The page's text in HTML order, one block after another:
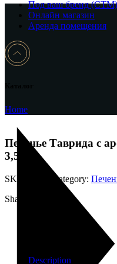
Под ваш бренд (CTM)
Онлайн магазин
Аренда помещения
Home
Печенье Таврида с
3,5 кг.
SKU: Category:
Share:
Description